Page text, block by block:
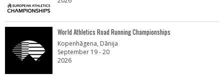
World Athletics Road Running Championships
Kopenhāgena, Dānija
September 19 - 20
2026